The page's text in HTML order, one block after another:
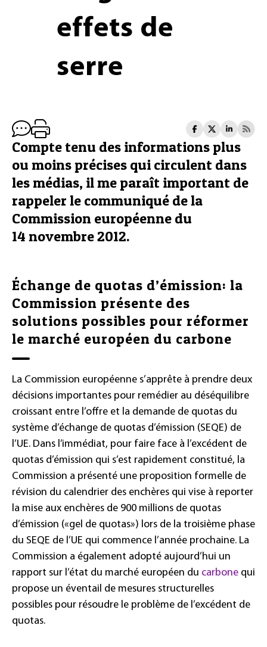
effets de
serre
Compte tenu des informations plus
ou moins précises qui circulent dans
les médias, il me paraît important de
rappeler le communiqué de la
Commission européenne du
14 novembre 2012.
Échange de quotas d’émission: la
Commission présente des
solutions possibles pour réformer
le marché européen du carbone
La Commission européenne s’apprête à prendre deux
décisions importantes pour remédier au déséquilibre
croissant entre l’offre et la demande de quotas du
système d’échange de quotas d’émission (SEQE) de
l’UE. Dans l’immédiat, pour faire face à l’excédent de
quotas d’émission qui s’est rapidement constitué, la
Commission a présenté une proposition formelle de
révision du calendrier des enchères qui vise à reporter
la mise aux enchères de 900 millions de quotas
d’émission («gel de quotas») lors de la troisième phase
du SEQE de l’UE qui commence l’année prochaine. La
Commission a également adopté aujourd’hui un
rapport sur l’état du marché européen du carbone qui
propose un éventail de mesures structurelles
possibles pour résoudre le problème de l’excédent de
quotas.